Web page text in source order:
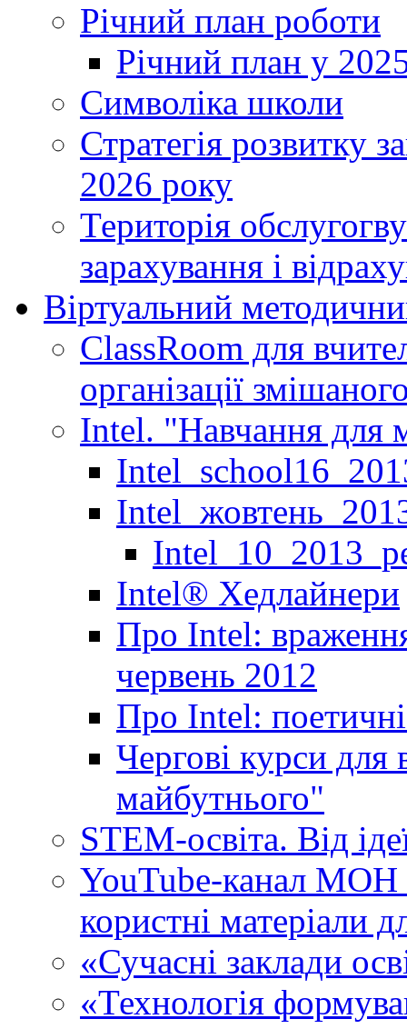
Річний план роботи
Річний план у
Символіка школи
Стратегія розвитку
2026 року
Територія
зарахування і
Віртуальний
ClassRoom для
організації
Intel. "Навчання для
Іntel® Хедлайнери
Про Intel:
червень 2012
Про Intel:
Чергові курси
майбутнього"
STEM-освіта. Від
YouTube-канал МОН
користні матеріали
«Сучасні заклади
«Технологія